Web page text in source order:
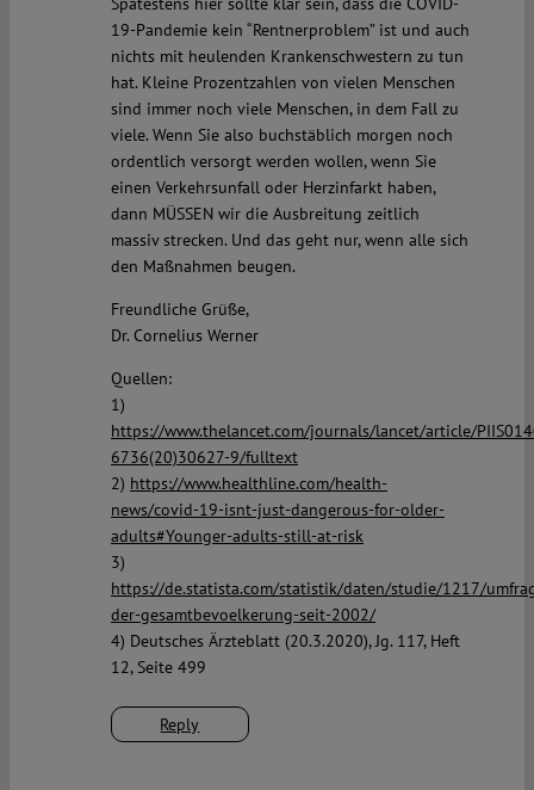
Reply
19-Pandemie kein “Rentnerproblem” ist und auch
nichts mit heulenden Krankenschwestern zu tun
hat. Kleine Prozentzahlen von vielen Menschen
sind immer noch viele Menschen, in dem Fall zu
viele. Wenn Sie also buchstäblich morgen noch
ordentlich versorgt werden wollen, wenn Sie
einen Verkehrsunfall oder Herzinfarkt haben,
dann MÜSSEN wir die Ausbreitung zeitlich
massiv strecken. Und das geht nur, wenn alle sich
den Maßnahmen beugen.
Freundliche Grüße,
Dr. Cornelius Werner
Quellen:
1)
https://www.thelancet.com/journals/lancet/article/
6736(20)30627-9/fulltext
2) https://www.healthline.com/health-
news/covid-19-isnt-just-dangerous-for-older-
adults#Younger-adults-still-at-risk
3)
https://de.statista.com/statistik/daten/studie/1217/
der-gesamtbevoelkerung-seit-2002/
4) Deutsches Ärzteblatt (20.3.2020), Jg. 117, Heft
12, Seite 499